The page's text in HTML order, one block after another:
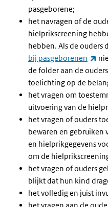
pasgeborene;
het navragen of de
hielprikscreening
hebben. Als de ouders
bij pasgeborenen
de folder aan de
toelichting op de
het vragen om
uitvoering van de
het vragen of ouders
bewaren en gebruiken
en hielprikgegevens
om de
het vragen of ouders
blijkt dat hun kind
het volledig en juist